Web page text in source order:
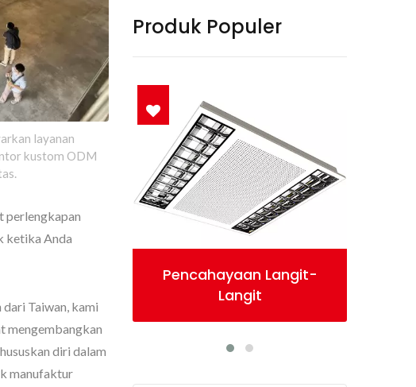
layanan
kustom ODM
perlengkapan
ketika Anda
Taiwan, kami
mengembangkan
diri dalam
manufaktur
Produk Populer
Pencahayaan Strip Linier